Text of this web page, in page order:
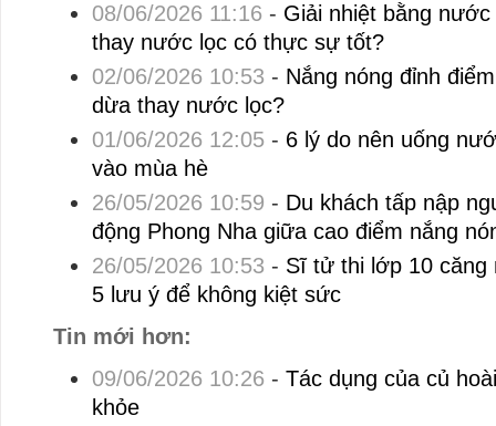
08/06/2026 11:16 - Giải nhiệt bằng
thay nước lọc có thực sự tốt?
02/06/2026 10:53 - Nắng nóng đỉnh
dừa thay nước lọc?
01/06/2026 12:05- 6 lý do nên uống
vào mùa hè
26/05/2026 10:59 - Du khách tấp nập
động Phong Nha giữa cao điểm nắng
26/05/2026 10:53 - Sĩ tử thi lớp 10 căng
5 lưu ý để không kiệt sức
Tin mới hơn:
09/06/2026 10:26 - Tác dụng của củ
khỏe